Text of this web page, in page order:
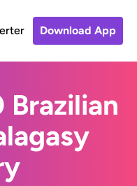
Download App